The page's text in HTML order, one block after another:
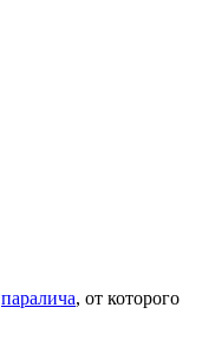
паралича, от которого